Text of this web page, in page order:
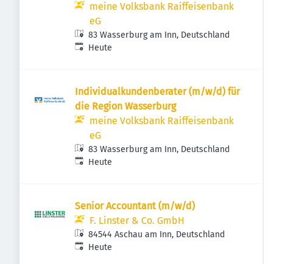
meine Volksbank Raiffeisenbank
eG
83 Wasserburg am Inn, Deutschland
Veröffentlicht
Heute
Individualkundenberater (m/w/d) für
die Region Wasserburg
meine Volksbank Raiffeisenbank
eG
83 Wasserburg am Inn, Deutschland
Veröffentlicht
Heute
Senior Accountant (m/w/d)
F. Linster & Co. GmbH
84544 Aschau am Inn, Deutschland
Veröffentlicht
Heute